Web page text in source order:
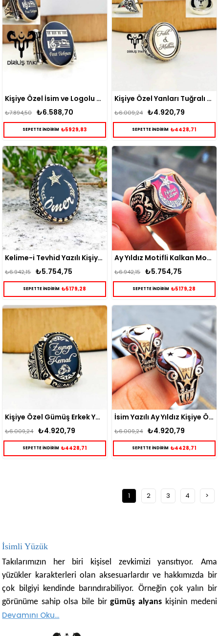
Kişiye Özel İsim ve Logolu Gümüş Erkek Yüzük
₺6.588,70
₺7.894,50
SEPETTE İNDİRİM ₺5929,83
Kişiye Özel Yanları Tuğralı Gümüş Yüzük
₺4.920,79
₺6.009,24
SEPETTE İNDİRİM ₺4428,71
Kelime-i Tevhid Yazılı Kişiye Özel Gümüş Ay Yıldız Yüzük
₺5.754,75
₺6.942,15
SEPETTE İNDİRİM ₺5179,28
Ay Yıldız Motifli Kalkan Model Kişiye Özel Gümüş Yüzük
₺5.754,75
₺6.942,15
SEPETTE İNDİRİM ₺5179,28
Kişiye Özel Gümüş Erkek Yüzük
₺4.920,79
₺6.009,24
SEPETTE İNDİRİM ₺4428,71
İsim Yazılı Ay Yıldız Kişiye Özel Gümüş Erkek Yüzük
₺4.920,79
₺6.009,24
SEPETTE İNDİRİM ₺4428,71
1 2 3 4 >
İsimli Yüzük
Takılarımızın her biri kişisel zevkimizi yansıtıyor. Ama
yüzükler karakterleri olan aksesuarlardır ve hakkımızda bir
çok bilgiyi kendinde barındırabiliyor. Örneğin çok yalın bir
görünüme sahip olsa bile birgümüş alyans kişinin medeni
durumunu ifade etmektedir veya yüzük takıldığı parmağa
Devamını Oku...